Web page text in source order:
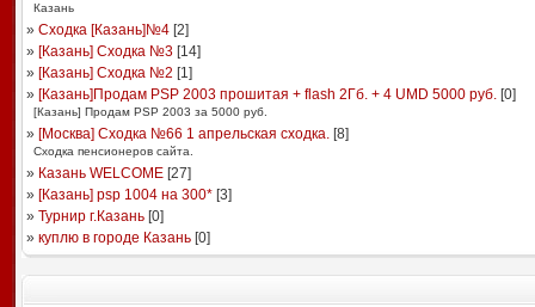
Казань
» Сходка [Казань]№4[2]
» [Казань] Сходка №3[14]
» [Казань] Сходка №2 [1]
» [Казань]Продам PSP 2003 прошитая + flash 2Гб. + 4 UMD 5000 руб.[0]
[Казань] Продам PSP 2003 за 5000 руб.
» [Москва] Сходка №66 1 апрельская сходка.[8]
Сходка пенсионеров сайта.
» Казань WELCOME[27]
» [Казань] psp 1004 на 300*[3]
» Турнир г.Казань[0]
» куплю в городе Казань[0]